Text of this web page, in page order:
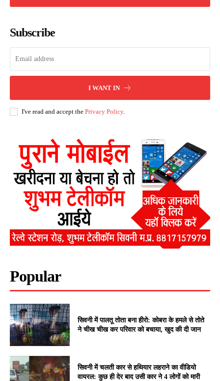
Subscribe
I WANT IN
I've read and accept the Privacy Policy.
Popular
सिवनी में पालतू तोता बना हीरो: कोबरा के हमले से तोते
ने चीख चीख कर परिवार को बचाया, खुद की दी जान
सिवनी में चलती कार से हथियार लहराने का वीडियो
वायरल: कुछ ही देर बाद उसी कार ने 4 लोगों को मारी